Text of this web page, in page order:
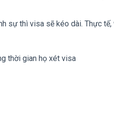
sự thì visa sẽ kéo dài. Thực tế,
thời gian họ xét visa